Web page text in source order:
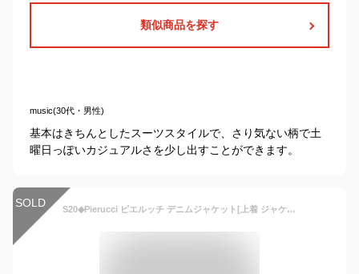
類似商品を探す
music(30代・男性)
基本はきちんとしたスーツスタイルで、さり気ない柄で土
曜日っぽいカジュアルさを少し出すことができます。
SOLD S20◆Pierucci ピエルッチ デニムジャケット[上着 ジャケット デニム おしゃれ メンズ テーラードジャケット メンズジャケット ライトアウター アウター きれいめ 小さいサイズ 大きいサイズ 小さめ 大きめ カジュアルジャケット] 即納